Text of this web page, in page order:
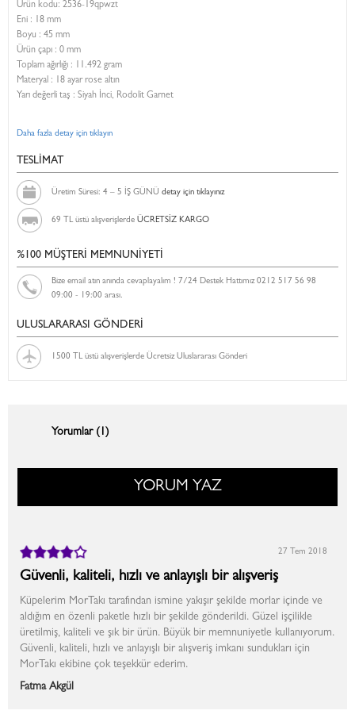
Ürün kodu: 2536-19qpwzt
Eni : 18 mm
Boyu : 45 mm
Ürün çapı : 0 mm
Toplam ağırlığı : 11.492 gram
Materyal : 18 ayar rose altın
Yarı değerli taş : Siyah İnci, Rodolit Garnet
Daha fazla detay için tıklayın
TESLİMAT
Üretim Süresi: 4 – 5 İŞ GÜNÜ detay için tıklayınız
69 TL üstü alışverişlerde ÜCRETSİZ KARGO
%100 MÜŞTERİ MEMNUNİYETİ
Bize email atın anında cevaplayalım ! 7/24 Destek Hattımız 0212 517 56 98
09:00 - 19:00 arası.
ULUSLARARASI GÖNDERİ
1500 TL üstü alışverişlerde Ücretsiz Uluslararası Gönderi
Yorumlar (1)
YORUM YAZ
Güvenli, kaliteli, hızlı ve anlayışlı bir alışveriş
Küpelerim MorTakı tarafından ismine yakışır şekilde morlar içinde ve
aldığım en özenli paketle hızlı bir şekilde gönderildi. Güzel işçilikle
üretilmiş, kaliteli ve şık bir ürün. Büyük bir memnuniyetle kullanıyorum.
Güvenli, kaliteli, hızlı ve anlayışlı bir alışveriş imkanı sundukları için
MorTakı ekibine çok teşekkür ederim.
Fatma Akgül
27 Tem 2018